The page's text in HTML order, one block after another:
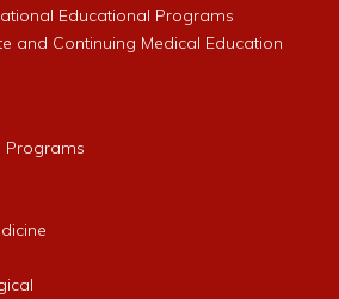
Educational Programs
and Continuing Medical Education
Programs